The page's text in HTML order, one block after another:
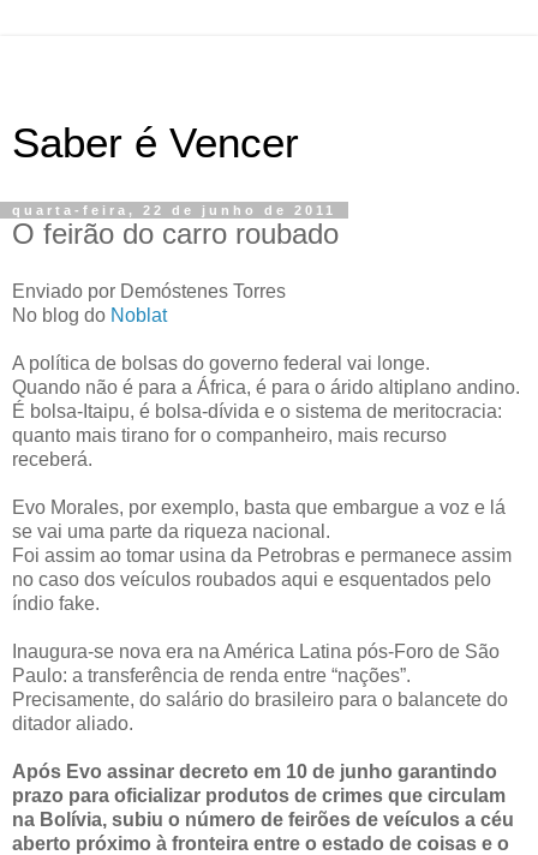
Saber é Vencer
quarta-feira, 22 de junho de 2011
O feirão do carro roubado
Enviado por Demóstenes Torres
No blog do Noblat
A política de bolsas do governo federal vai longe.
Quando não é para a África, é para o árido altiplano andino.
É bolsa-Itaipu, é bolsa-dívida e o sistema de meritocracia:
quanto mais tirano for o companheiro, mais recurso
receberá.
Evo Morales, por exemplo, basta que embargue a voz e lá
se vai uma parte da riqueza nacional.
Foi assim ao tomar usina da Petrobras e permanece assim
no caso dos veículos roubados aqui e esquentados pelo
índio fake.
Inaugura-se nova era na América Latina pós-Foro de São
Paulo: a transferência de renda entre “nações”.
Precisamente, do salário do brasileiro para o balancete do
ditador aliado.
Após Evo assinar decreto em 10 de junho garantindo
prazo para oficializar produtos de crimes que circulam
na Bolívia, subiu o número de feirões de veículos a céu
aberto próximo à fronteira entre o estado de coisas e o